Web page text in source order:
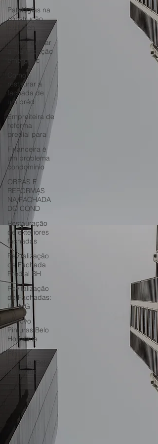
Patologias na
construção
civil fach
Como realizar
a manutenção
emergenc
Como
restaurar a
fachada de
um préd
Empreiteira de
reforma
predial para
Financeira é
um problema
condomínio
OBRAS E
REFORMAS
NA FACHADA
DO COND
Restauração
de exteriores
fachadas
Revitalização
de Fachada
Predial BH
Revitalização
de Fachadas:
BH MG
Renovo
Pinturas Belo
Horizonte
Pintura
Externa: Belo
Horizonte